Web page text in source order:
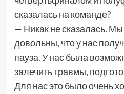
сказалась на команде?
— Никак не сказалась. Мы
довольны, что у нас
пауза. У нас была
залечить травмы,
Для нас это было очень